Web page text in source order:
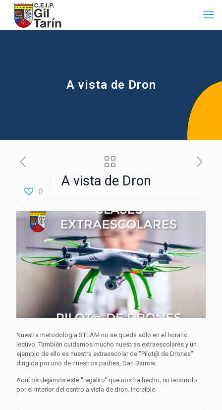
A vista de Dron
0
A vista de Dron
Nuestra metodología STEAM no se queda sólo en el horario
lectivo. También cuidamos mucho nuestras extraescolares y un
ejemplo de ello es nuestra extraescolar de "Pilot@ de Drones"
dirigida por uno de nuestros padres, Dan Barrow.
Aquí os dejamos este "regalito" que nos ha hecho, un recorrido
por el interior del centro a vista de dron. Increíble.